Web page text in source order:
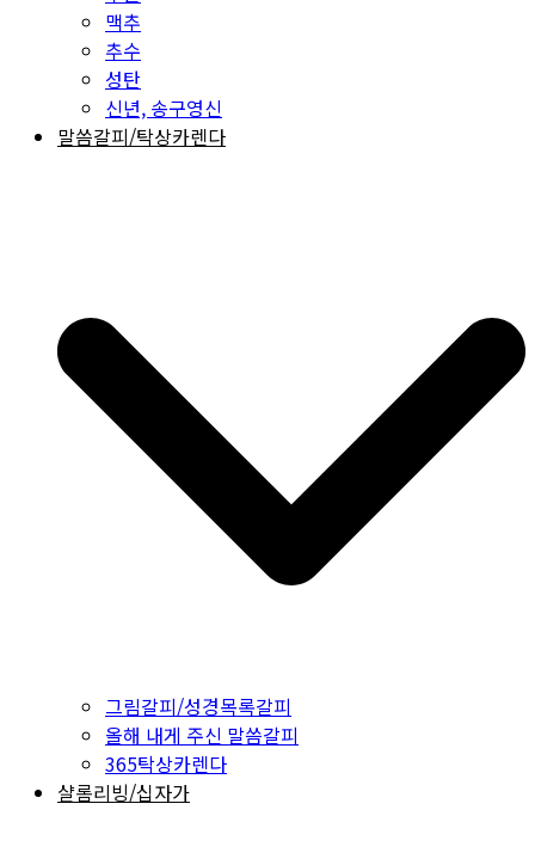
맥추
추수
성탄
신년, 송구영신
말씀갈피/탁상카렌다
그림갈피/성경목록갈피
올해 내게 주신 말씀갈피
365탁상카렌다
샬롬리빙/십자가